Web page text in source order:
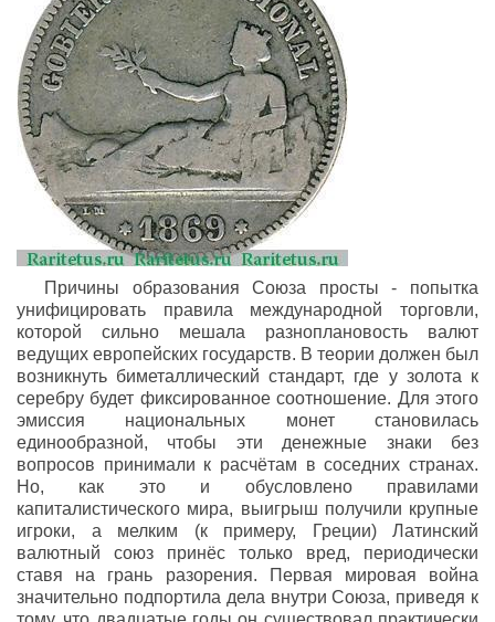
Причины образования Союза просты - попытка
унифицировать правила международной торговли,
которой сильно мешала разноплановость валют
ведущих европейских государств. В теории должен был
возникнуть биметаллический стандарт, где у золота к
серебру будет фиксированное соотношение. Для этого
эмиссия национальных монет становилась
единообразной, чтобы эти денежные знаки без
вопросов принимали к расчётам в соседних странах.
Но, как это и обусловлено правилами
капиталистического мира, выигрыш получили крупные
игроки, а мелким (к примеру, Греции) Латинский
валютный союз принёс только вред, периодически
ставя на грань разорения. Первая мировая война
значительно подпортила дела внутри Союза, приведя к